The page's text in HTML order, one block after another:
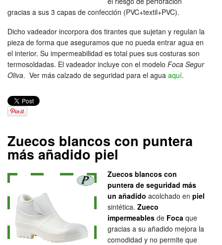
gracias a sus 3 capas de confección (PVC+textil+PVC).
Dicho vadeador incorpora dos tirantes que sujetan y regulan la
pieza de forma que aseguramos que no pueda entrar agua en
el interior. Su impermeabilidad es total pues sus costuras son
termosoldadas. El vadeador incluye con el modelo Foca Segur
Oliva. Ver más calzado de seguridad para el agua aquí.
Zuecos blancos con puntera
más añadido piel
Zuecos blancos con
puntera de seguridad más
un añadido acolchado en piel
sintética. Zueco
impermeables de Foca que
gracias a su añadido mejora la
comodidad y no permite que